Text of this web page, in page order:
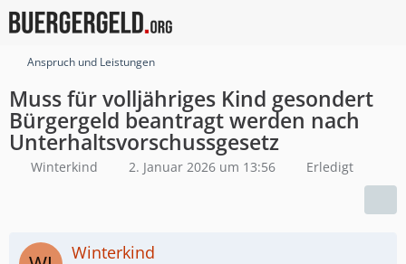
Anspruch und Leistungen
Muss für volljähriges Kind gesondert
Bürgergeld beantragt werden nach
Unterhaltsvorschussgesetz
Winterkind 2. Januar 2026 um 13:56 Erledigt
Winterkind